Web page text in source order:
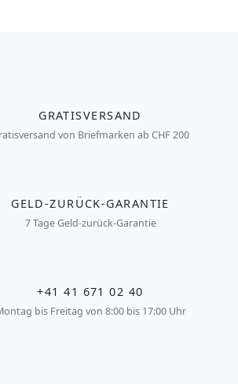
GRATISVERSAND
von Briefmarken ab CHF 200
GELD-ZURÜCK-GARANTIE
7 Tage Geld-zurück-Garantie
+41 41 671 02 40
bis Freitag von 8:00 bis 17:00 Uhr